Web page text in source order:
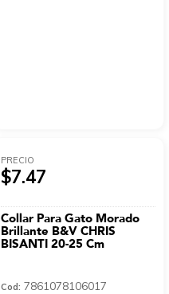
PRECIO
$7.47
Collar Para Gato Morado
Brillante B&V CHRIS
BISANTI 20-25 Cm
Cod: 7861078106017